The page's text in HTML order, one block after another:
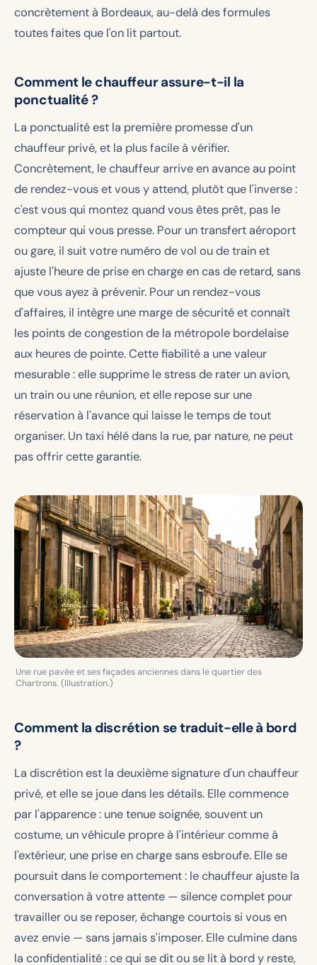
concrètement à Bordeaux, au-delà des formules
toutes faites que l'on lit partout.
Comment le chauffeur assure-t-il la
ponctualité ?
La ponctualité est la première promesse d'un
chauffeur privé, et la plus facile à vérifier.
Concrètement, le chauffeur arrive en avance au point
de rendez-vous et vous y attend, plutôt que l'inverse :
c'est vous qui montez quand vous êtes prêt, pas le
compteur qui vous presse. Pour un transfert aéroport
ou gare, il suit votre numéro de vol ou de train et
ajuste l'heure de prise en charge en cas de retard, sans
que vous ayez à prévenir. Pour un rendez-vous
d'affaires, il intègre une marge de sécurité et connaît
les points de congestion de la métropole bordelaise
aux heures de pointe. Cette fiabilité a une valeur
mesurable : elle supprime le stress de rater un avion,
un train ou une réunion, et elle repose sur une
réservation à l'avance qui laisse le temps de tout
organiser. Un taxi hélé dans la rue, par nature, ne peut
pas offrir cette garantie.
Une rue pavée et ses façades anciennes dans le quartier des
Chartrons. (Illustration.)
Comment la discrétion se traduit-elle à bord
?
La discrétion est la deuxième signature d'un chauffeur
privé, et elle se joue dans les détails. Elle commence
par l'apparence : une tenue soignée, souvent un
costume, un véhicule propre à l'intérieur comme à
l'extérieur, une prise en charge sans esbroufe. Elle se
poursuit dans le comportement : le chauffeur ajuste la
conversation à votre attente — silence complet pour
travailler ou se reposer, échange courtois si vous en
avez envie — sans jamais s'imposer. Elle culmine dans
la confidentialité : ce qui se dit ou se lit à bord y reste,